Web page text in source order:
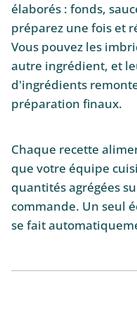
élaborés : fonds,
préparez une fois et
Vous pouvez les
autre ingrédient, et
d'ingrédients
préparation finaux.
Chaque recette
que votre équipe
quantités agrégées
commande. Un seul
se fait